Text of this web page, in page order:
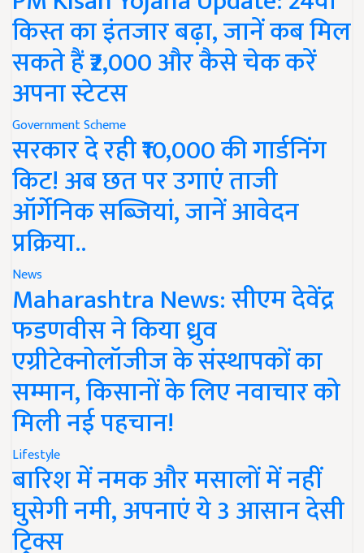
किस्त का इंतजार बढ़ा, जानें कब मिल
सकते हैं ₹2,000 और कैसे चेक करें
अपना स्टेटस
Government Scheme
सरकार दे रही ₹10,000 की गार्डनिंग
किट! अब छत पर उगाएं ताजी
ऑर्गेनिक सब्जियां, जानें आवेदन
प्रक्रिया..
News
Maharashtra News: सीएम देवेंद्र
फडणवीस ने किया ध्रुव
एग्रीटेक्नोलॉजीज के संस्थापकों का
सम्मान, किसानों के लिए नवाचार को
मिली नई पहचान!
Lifestyle
बारिश में नमक और मसालों में नहीं
घुसेगी नमी, अपनाएं ये 3 आसान देसी
ट्रिक्स